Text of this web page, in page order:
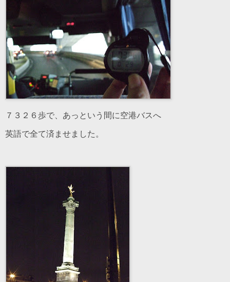
７３２６歩で、あっという間に空港バスへ
英語で全て済ませました。